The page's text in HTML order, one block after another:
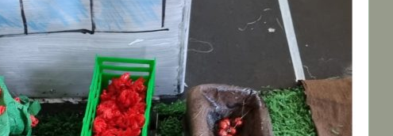
Ευρωπαϊκή Εβδομάδα
Προγραμματισμού
Η ανοικτή γραμμή
παράνομο περιεχόμενο
του 'Ιντερνετ
Η Σχολική Εφημερίδα
του 3ου Γυμνασίου
Κηφισιάς